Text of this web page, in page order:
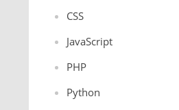
CSS
JavaScript
PHP
Python